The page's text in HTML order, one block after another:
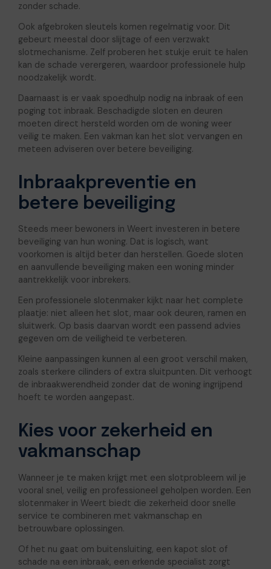
zonder schade.
Ook afgebroken sleutels komen regelmatig voor. Dit
gebeurt meestal door slijtage of een verzwakt
slotmechanisme. Zelf proberen het stukje eruit te halen
kan de schade verergeren, waardoor professionele hulp
noodzakelijk wordt.
Daarnaast is er vaak spoedhulp nodig na inbraak of een
poging tot inbraak. Beschadigde sloten en deuren
moeten direct hersteld worden om de woning weer
veilig te maken. Een vakman kan het slot vervangen en
meteen adviseren over betere beveiliging.
Inbraakpreventie en
betere beveiliging
Steeds meer bewoners in Weert investeren in betere
beveiliging van hun woning. Dat is logisch, want
voorkomen is altijd beter dan herstellen. Goede sloten
en aanvullende beveiliging maken een woning minder
aantrekkelijk voor inbrekers.
Een professionele slotenmaker kijkt naar het complete
plaatje: niet alleen het slot, maar ook deuren, ramen en
sluitwerk. Op basis daarvan wordt een passend advies
gegeven om de veiligheid te verbeteren.
Kleine aanpassingen kunnen al een groot verschil maken,
zoals sterkere cilinders of extra sluitpunten. Dit verhoogt
de inbraakwerendheid zonder dat de woning ingrijpend
hoeft te worden aangepast.
Kies voor zekerheid en
vakmanschap
Wanneer je te maken krijgt met een slotprobleem wil je
vooral snel, veilig en professioneel geholpen worden. Een
slotenmaker in Weert biedt die zekerheid door snelle
service te combineren met vakmanschap en
betrouwbare oplossingen.
Of het nu gaat om buitensluiting, een kapot slot of
schade na een inbraak, een erkende specialist zorgt